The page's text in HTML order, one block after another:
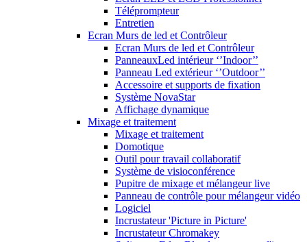
Téléprompteur
Entretien
Ecran Murs de led et Contrôleur
Ecran Murs de led et Contrôleur
PanneauxLed intérieur ‘’Indoor’’
Panneau Led extérieur ‘’Outdoor’’
Accessoire et supports de fixation
Système NovaStar
Affichage dynamique
Mixage et traitement
Mixage et traitement
Domotique
Outil pour travail collaboratif
Système de visioconférence
Pupitre de mixage et mélangeur live
Panneau de contrôle pour mélangeur vidéo
Logiciel
Incrustateur 'Picture in Picture'
Incrustateur Chromakey